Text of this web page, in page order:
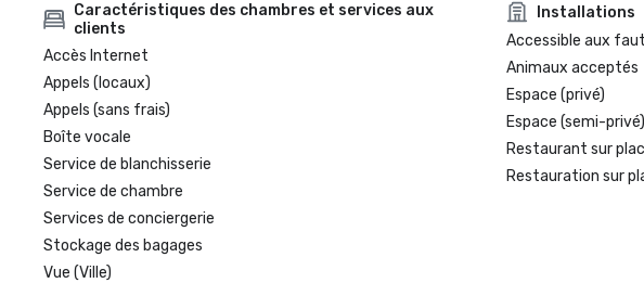
Caractéristiques des chambres et services aux
clients
Accès Internet
Appels (locaux)
Appels (sans frais)
Boîte vocale
Service de blanchisserie
Service de chambre
Services de conciergerie
Stockage des bagages
Vue (Ville)
Installations
Accessible aux
Animaux acceptés
Espace (privé)
Espace (semi-privé)
Restaurant sur
Restauration sur